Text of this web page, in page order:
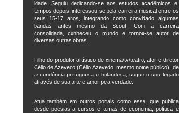
idade. Seguiu dedicando-se aos estudos acadêmicos e,
tempos depois, interessou-se pela carreira musical entre os
seus 15-17 anos, integrando como convidado algumas
bandas antes mesmo da Scout. Com a carreira
consolidada, conheceu o mundo e tornou-se autor de
diversas outras obras.
Filho do produtor artístico de cinema/tv/teatro, ator e diretor
Célio de Azevedo (Célio Azevedo, mesmo nome público), de
ascendência portuguesa e holandesa, segue o seu legado
através de sua arte e amor pela verdade.
Atua também em outros portais como esse, que publica
desde poesias a cursos e temas de economia, política e